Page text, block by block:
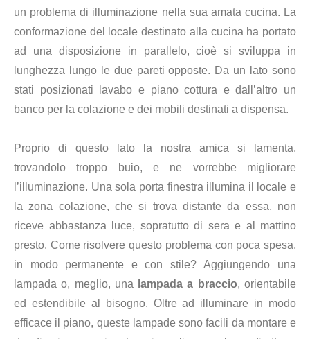
un problema di illuminazione nella sua amata cucina. La
conformazione del locale destinato alla cucina ha portato
ad una disposizione in parallelo, cioè si sviluppa in
lunghezza lungo le due pareti opposte. Da un lato sono
stati posizionati lavabo e piano cottura e dall’altro un
banco per la colazione e dei mobili destinati a dispensa.
Proprio di questo lato la nostra amica si lamenta,
trovandolo troppo buio, e ne vorrebbe migliorare
l’illuminazione. Una sola porta finestra illumina il locale e
la zona colazione, che si trova distante da essa, non
riceve abbastanza luce, sopratutto di sera e al mattino
presto. Come risolvere questo problema con poca spesa,
in modo permanente e con stile? Aggiungendo una
lampada o, meglio, una
lampada a braccio, orientabile
ed estendibile al bisogno. Oltre ad illuminare in modo
efficace il piano, queste lampade sono facili da montare e